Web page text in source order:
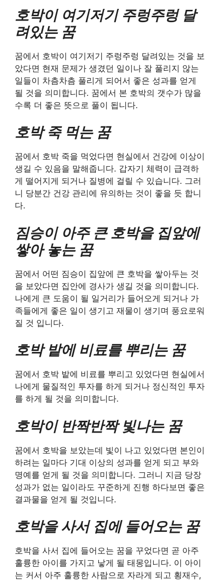
호박이 여기저기 주렁주렁 달
려있는 꿈
꿈에서 호박이 여기저기 주렁주렁 달려있는 것을 보
았다면 현재 문제가 생겼던 일이나 잘 풀리지 않는
일들이 차츰차츰 풀리게 되어서 좋은 성과를 얻게
될 것을 의미합니다. 꿈에서 본 호박의 갯수가 많을
수록 더 좋은 뜻으로 풀이 됩니다.
호박 죽 먹는 꿈
꿈에서 호박 죽을 먹었다면 현실에서 건강에 이상이
생길 수 있음을 말해줍니다. 갑자기 체력이 급격하
게 떨어지게 되거나 질병에 걸릴 수 있습니다. 그러
니 당분간 건강 관리에 유의하는 것이 좋을 듯 합니
다.
짐승이 아주 큰 호박을 집앞에
쌓아 놓는 꿈
꿈에서 어떤 짐승이 집앞에 큰 호박을 쌓아두는 것
을 보았다면 집안에 경사가 생길 것을 의미합니다.
나에게 큰 도움이 될 일거리가 들어오게 되거나 가
족들에게 좋은 일이 생기고 재물이 생기며 풍요로워
질 것 입니다.
호박 밭에 비료를 뿌리는 꿈
꿈에서 호박 밭에 비료를 뿌리고 있었다면 현실에서
나에게 물질적인 투자를 하게 되거나 정신적인 투자
를 하게 될 것을 의미합니다.
호박이 반짝반짝 빛나는 꿈
꿈에서 호박을 보았는데 빛이 나고 있었다면 본인이
하려는 일마다 기대 이상의 성과를 얻게 되고 부와
명예를 얻게 될 것을 의미합니다. 그러니 지금 당장
성과가 없는 일이라도 꾸준하게 진행 하다보면 좋은
결과물을 얻게 될 것입니다.
호박을 사서 집에 들어오는 꿈
호박을 사서 집에 들어오는 꿈을 꾸었다면 곧 아주
훌륭한 아이를 가지고 낳게 될 태몽입니다. 이 아이
는 커서 아주 훌륭한 사람으로 자라게 되고 횡재수,